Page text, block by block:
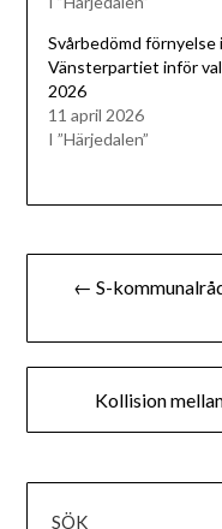
Svårbedömd förnyelse i
Vänsterpartiet inför
2026
11 april 2026
I ”Härjedalen”
← S-
Kollision
SÖK